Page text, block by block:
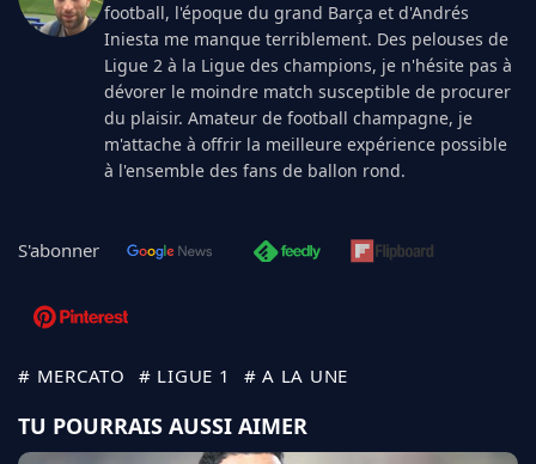
football, l'époque du grand Barça et d'Andrés
Iniesta me manque terriblement. Des pelouses de
Ligue 2 à la Ligue des champions, je n'hésite pas à
dévorer le moindre match susceptible de procurer
du plaisir. Amateur de football champagne, je
m'attache à offrir la meilleure expérience possible
à l'ensemble des fans de ballon rond.
S'abonner
# MERCATO # LIGUE 1 # A LA UNE
TU POURRAIS AUSSI AIMER